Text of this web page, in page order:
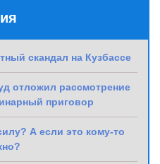
скандал на Кузбассе
отложил рассмотрение
приговор
А если это кому-то